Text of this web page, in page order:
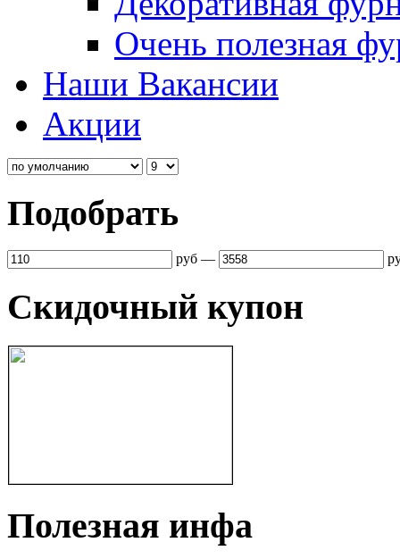
Очень полезная
Наши Вакансии
Акции
Подобрать
руб —
Скидочный купон
Полезная инфа